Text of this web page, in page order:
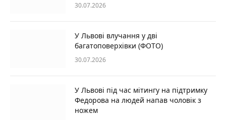
30.07.2026
У Львові влучання у дві
багатоповерхівки (ФОТО)
30.07.2026
У Львові під час мітингу на підтримку
Федорова на людей напав чоловік з
ножем